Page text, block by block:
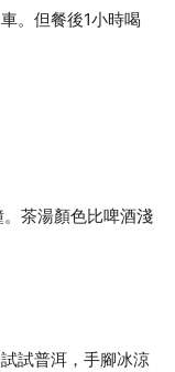
。但餐後1小時喝
茶湯顏色比啤酒淺
試普洱，手腳冰涼